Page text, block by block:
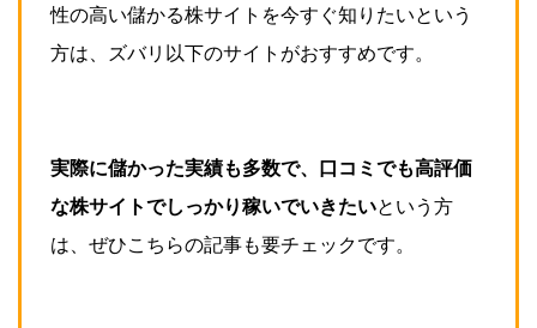
性の高い儲かる株サイトを今すぐ知りたいという
方は、ズバリ以下のサイトがおすすめです。
実際に儲かった実績も多数で、口コミでも高評価
な株サイトでしっかり稼いでいきたいという方
は、ぜひこちらの記事も要チェックです。